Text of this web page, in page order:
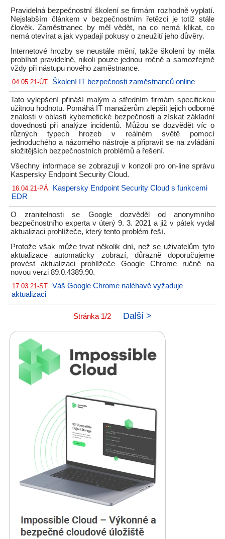
Pravidelná bezpečnostní školení se firmám rozhodně vyplatí.
Nejslabším článkem v bezpečnostním řetězci je totiž stále
člověk. Zaměstnanec by měl vědět, na co nemá klikat, co
nemá otevírat a jak vypadají pokusy o zneužití jeho důvěry.
Internetové hrozby se neustále mění, takže školení by měla
probíhat pravidelně, nikoli pouze jednou ročně a samozřejmě
vždy při nástupu nového zaměstnance.
04.05.21-ÚT Školení IT bezpečnosti zaměstnanců online
Tato vylepšení přináší malým a středním firmám specifickou
užitnou hodnotu. Pomáhá IT manažerům zlepšit jejich odborné
znalosti v oblasti kybernetické bezpečnosti a získat základní
dovednosti při analýze incidentů. Můžou se dozvědět víc o
různých typech hrozeb v reálném světě pomocí
jednoduchého a názorného nástroje a připravit se na zvládání
složitějších bezpečnostních problémů a řešení.
Všechny informace se zobrazují v konzoli pro on-line správu
Kaspersky Endpoint Security Cloud.
16.04.21-PÁ
Kaspersky Endpoint Security Cloud s funkcemi
EDR
O zranitelnosti se Google dozvěděl od anonymního
bezpečnostního experta v úterý 9. 3. 2021 a již v pátek vydal
aktualizaci prohlížeče, který tento problém řeší.
Protože však může trvat několik dní, než se uživatelům tyto
aktualizace automaticky zobrazí, důrazně doporučujeme
provést aktualizaci prohlížeče Google Chrome ručně na
novou verzi 89.0.4389.90.
17.03.21-ST Váš Google Chrome naléhavě vyžaduje
aktualizaci
Stránka 1/2 Další >